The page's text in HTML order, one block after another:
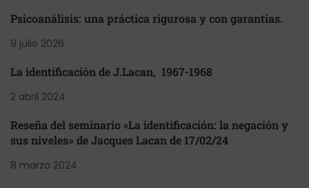
Psicoanálisis: una práctica rigurosa y con garantías.
9 julio 2026
La identificación de J.Lacan, 1967-1968
2 abril 2024
Reseña del seminario «La identificación: la negación y
sus niveles» de Jacques Lacan de 17/02/24
8 marzo 2024